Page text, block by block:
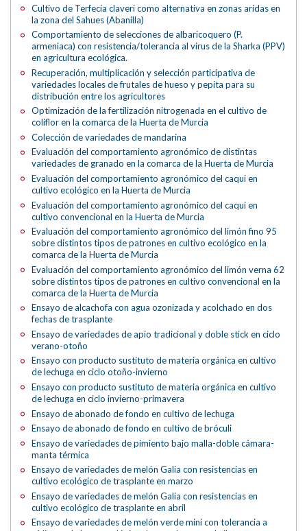
Cultivo de Terfecia claveri como alternativa en zonas aridas en
la zona del Sahues (Abanilla)
Comportamiento de selecciones de albaricoquero (P.
armeniaca) con resistencia/tolerancia al virus de la Sharka (PPV)
en agricultura ecológica.
Recuperación, multiplicación y selección participativa de
variedades locales de frutales de hueso y pepita para su
distribución entre los agricultores
Optimización de la fertilización nitrogenada en el cultivo de
coliflor en la comarca de la Huerta de Murcia
Colección de variedades de mandarina
Evaluación del comportamiento agronómico de distintas
variedades de granado en la comarca de la Huerta de Murcia
Evaluación del comportamiento agronómico del caqui en
cultivo ecológico en la Huerta de Murcia
Evaluación del comportamiento agronómico del caqui en
cultivo convencional en la Huerta de Murcia
Evaluación del comportamiento agronómico del limón fino 95
sobre distintos tipos de patrones en cultivo ecológico en la
comarca de la Huerta de Murcia
Evaluación del comportamiento agronómico del limón verna 62
sobre distintos tipos de patrones en cultivo convencional en la
comarca de la Huerta de Murcia
Ensayo de alcachofa con agua ozonizada y acolchado en dos
fechas de trasplante
Ensayo de variedades de apio tradicional y doble stick en ciclo
verano-otoño
Ensayo con producto sustituto de materia orgánica en cultivo
de lechuga en ciclo otoño-invierno
Ensayo con producto sustituto de materia orgánica en cultivo
de lechuga en ciclo invierno-primavera
Ensayo de abonado de fondo en cultivo de lechuga
Ensayo de abonado de fondo en cultivo de bróculi
Ensayo de variedades de pimiento bajo malla-doble cámara-
manta térmica
Ensayo de variedades de melón Galia con resistencias en
cultivo ecológico de trasplante en marzo
Ensayo de variedades de melón Galia con resistencias en
cultivo ecológico de trasplante en abril
Ensayo de variedades de melón verde mini con tolerancia a